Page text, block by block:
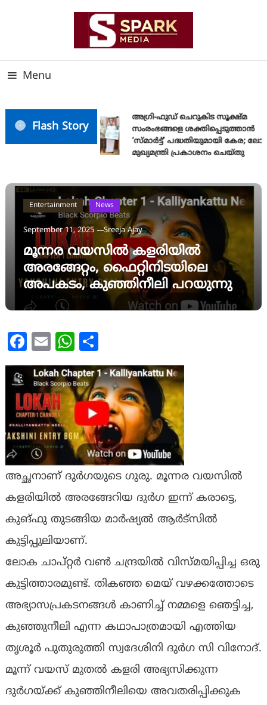
Menu
Flash Story
അഗ്രി-ഫുഡ് ചെറുകിട സൂക്ഷ്മ
സംരംഭങ്ങളെ ശക്തിപ്പെടുത്താന്‍
‘സ്മാര്‍ട്ട്’ പദ്ധതിയുമായി കേര;
മുഖ്യമന്ത്രി പ്രകാശനം ചെയ്തു
Entertainment News
September 11, 2025 Sreeja Ajay
മൂന്നര വയസിൽ കളരിയിൽ
അരങ്ങേറ്റം, ഫൈറ്റിനിടയിലെ
അപകടം, കുഞ്ഞിനീലി പറയുന്നു
Facebook
Email WhatsApp
അച്ഛനാണ് ദുർഗയുടെ ഗുരു. മൂന്നര വയസിൽ
കളരിയിൽ അരങ്ങേറിയ ദുർഗ ഇന്ന് കരാട്ടെ,
കുങ്ഫു തുടങ്ങിയ മാർഷ്യൽ ആർട്സിൽ
കുട്ടിപ്പുലിയാണ്.
ലോക ചാപ്റ്റർ വൺ ചന്ദ്രയിൽ വിസ്മയിപ്പിച്ച ഒരു
കുട്ടിത്താരമുണ്ട്. തികഞ്ഞ മെയ് വഴക്കത്തോടെ
അഭ്യാസപ്രകടനങ്ങൾ കാണിച്ച് നമ്മളെ ഞെട്ടിച്ച,
കുഞ്ഞുനീലി എന്ന കഥാപാത്രമായി എത്തിയ
തൃശൂർ പുതുരുത്തി സ്വദേശിനി ദുർഗ സി വിനോദ്.
മൂന്ന് വയസ് മുതൽ കളരി അഭ്യസിക്കുന്ന
ദുർഗയ്ക്ക് കുഞ്ഞിനീലിയെ അവതരിപ്പിക്കുക